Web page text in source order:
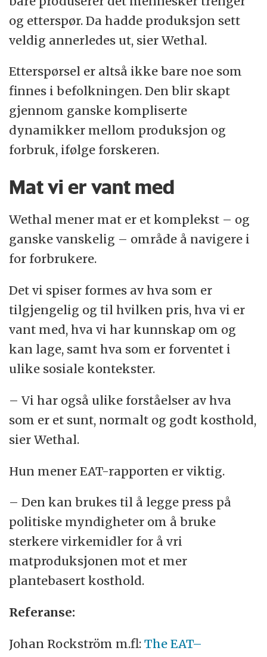
og etterspør. Da hadde produksjon sett
veldig annerledes ut, sier Wethal.
Etterspørsel er altså ikke bare noe som
finnes i befolkningen. Den blir skapt
gjennom ganske kompliserte
dynamikker mellom produksjon og
forbruk, ifølge forskeren.
Mat vi er vant med
Wethal mener mat er et komplekst – og
ganske vanskelig – område å navigere i
for forbrukere.
Det vi spiser formes av hva som er
tilgjengelig og til hvilken pris, hva vi er
vant med, hva vi har kunnskap om og
kan lage, samt hva som er forventet i
ulike sosiale kontekster.
– Vi har også ulike forståelser av hva
som er et sunt, normalt og godt kosthold,
sier Wethal.
Hun mener EAT-rapporten er viktig.
– Den kan brukes til å legge press på
politiske myndigheter om å bruke
sterkere virkemidler for å vri
matproduksjonen mot et mer
plantebasert kosthold.
Referanse:
Johan Rockström m.fl:The EAT–